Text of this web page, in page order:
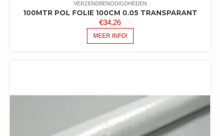
VERZENDBENODIGDHEDEN
100MTR POL FOLIE 100CM 0.05 TRANSPARANT
€34,26
MEER INFO!